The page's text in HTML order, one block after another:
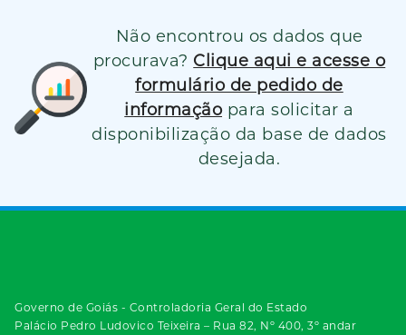
Não encontrou os dados que
procurava? Clique aqui e acesse o
formulário de pedido de
informação para solicitar a
disponibilização da base de dados
desejada.
Governo de Goiás - Controladoria Geral do Estado
Palácio Pedro Ludovico Teixeira – Rua 82, Nº 400, 3º andar